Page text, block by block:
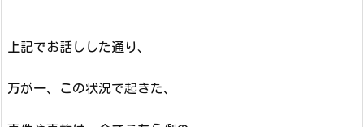
上記でお話しした通り、
万が一、この状況で起きた、